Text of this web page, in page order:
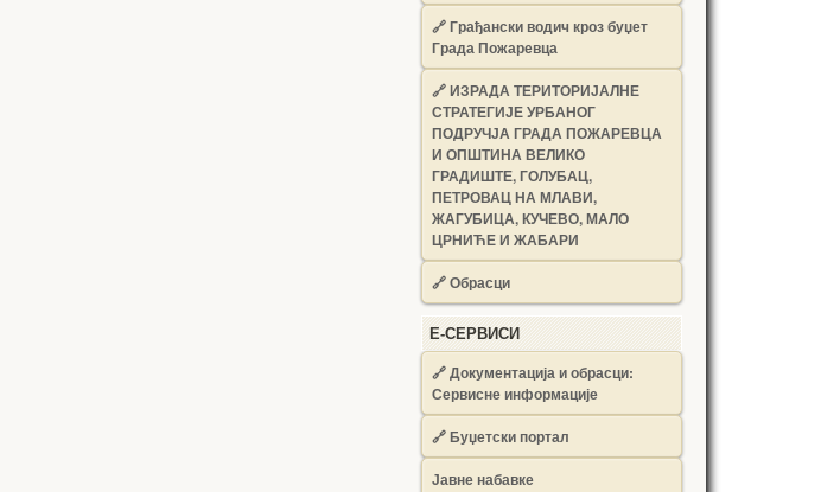
🔗Грађански водич кроз буџет
Града Пожаревца
🔗ИЗРАДА ТЕРИТОРИЈАЛНЕ
СТРАТЕГИЈЕ УРБАНОГ
ПОДРУЧЈА ГРАДА ПОЖАРЕВЦА
И ОПШТИНА ВЕЛИКО
ГРАДИШТЕ, ГОЛУБАЦ,
ПЕТРОВАЦ НА МЛАВИ,
ЖАГУБИЦА, КУЧЕВО, МАЛО
ЦРНИЋЕ И ЖАБАРИ
🔗Обрасци
Е-СЕРВИСИ
🔗 Документација и обрасци:
Сервисне информације
🔗 Буџетски портал
Јавне набавке